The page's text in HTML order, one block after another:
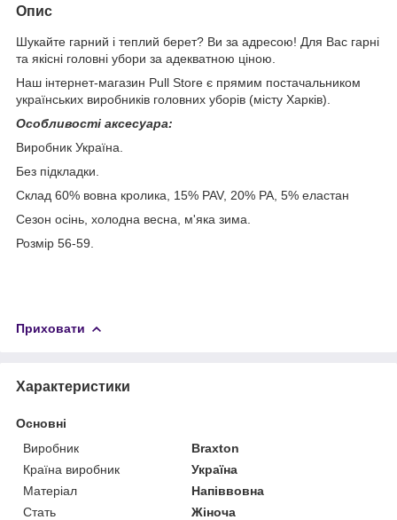
Опис
Шукайте гарний і теплий берет? Ви за адресою! Для Вас гарні
та якісні головні убори за адекватною ціною.
Наш інтернет-магазин Pull Store є прямим постачальником
українських виробників головних уборів (місту Харків).
Особливості аксесуара:
Виробник Україна.
Без підкладки.
Склад 60% вовна кролика, 15% PAV, 20% PA, 5% еластан
Сезон осінь, холодна весна, м'яка зима.
Розмір 56-59.
Приховати
Характеристики
Основні
Виробник
Braxton
Країна виробник
Україна
Матеріал
Напіввовна
Стать
Жіноча